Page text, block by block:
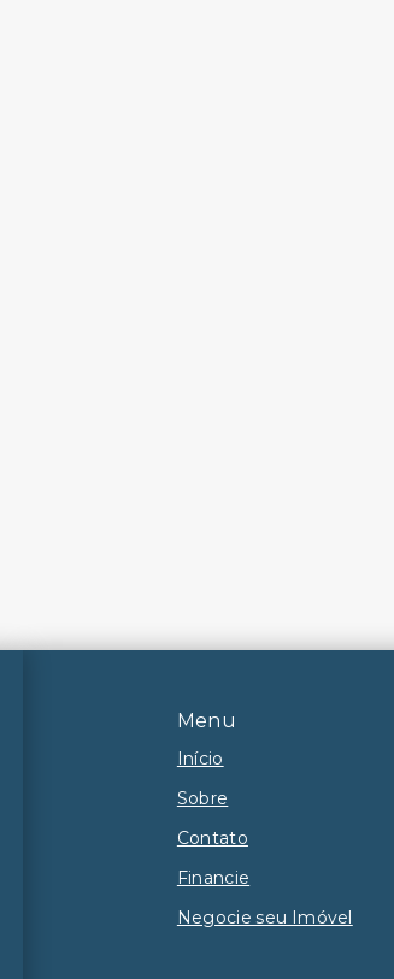
Menu
Início
Sobre
Contato
Financie
Negocie seu Imóvel